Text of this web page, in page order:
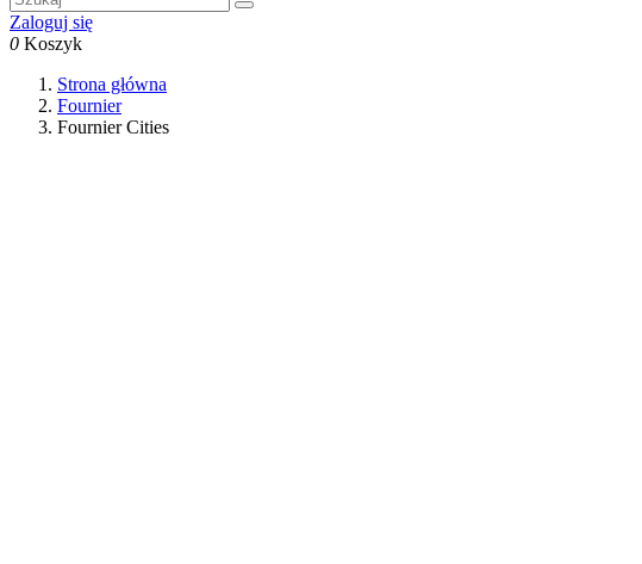
Zaloguj się
0 Koszyk
Strona główna
Fournier
Fournier Cities